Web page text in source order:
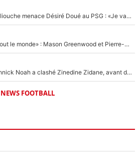
Le transfert de Maghnes Akliouche menace Désiré Doué au PSG : «Je valide à 200%»
«La porte est ouverte pour tout le monde» : Mason Greenwood et Pierre-Emerick Aubameyang ont quitté l'OM, Amine Gouiri balance sur la suite du mercato et sur la réaction du vestiaire !
«Ça pue du c*l» : Quand Yannick Noah a clashé Zinedine Zidane, avant de se faire recadrer par le nouveau sélectionneur de l'équipe de France !
NEWS FOOTBALL